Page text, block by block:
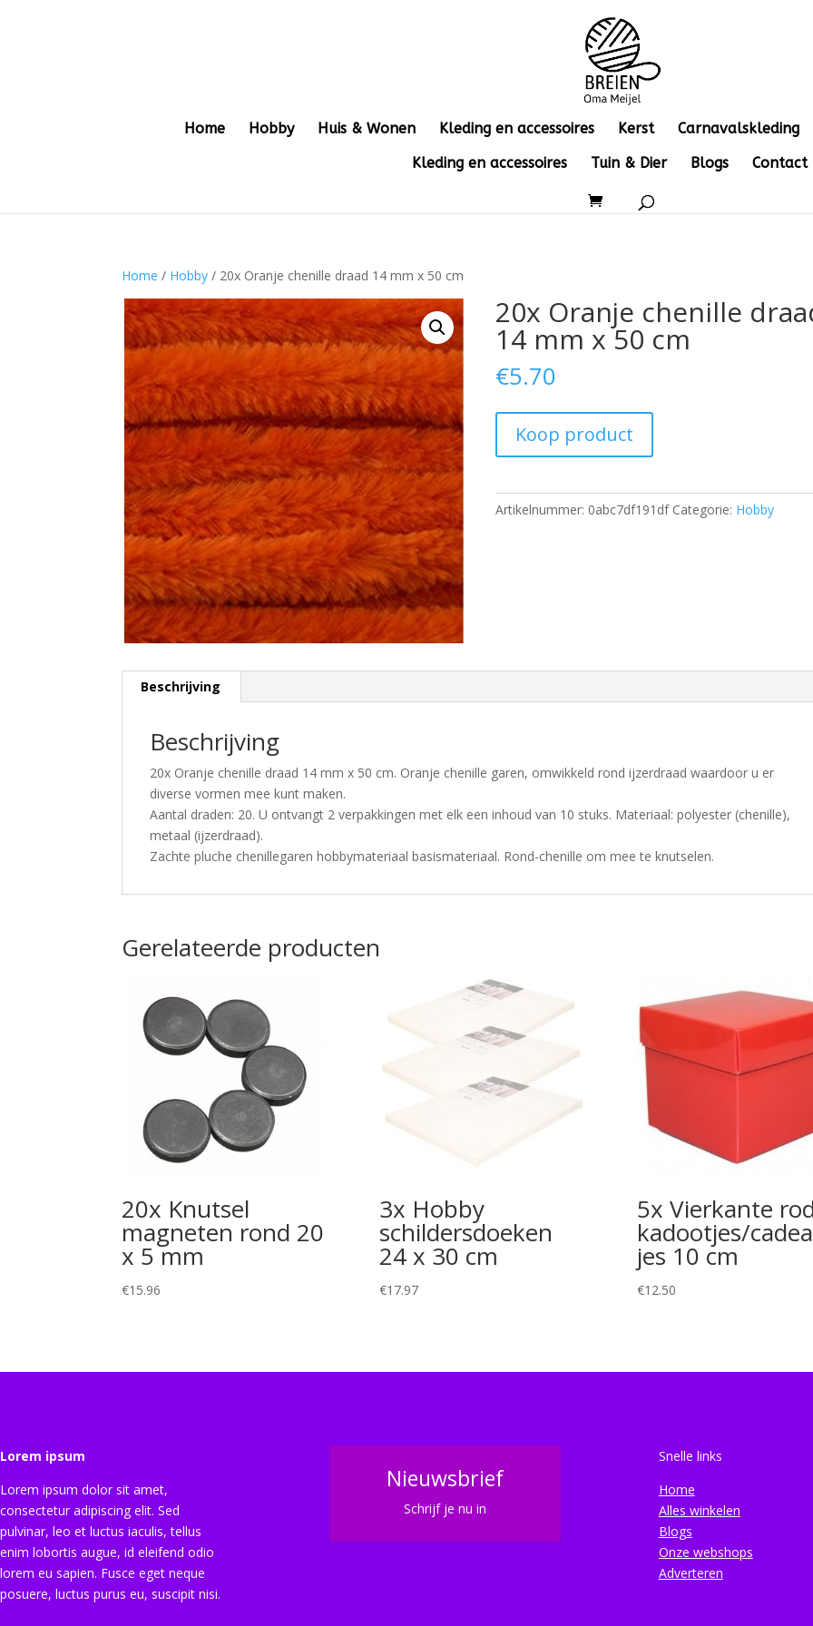
Home Hobby Huis & Wonen Kleding en accessoires Kerst
Carnavalskleding
Kleding en accessoires
Tuin & Dier Blogs Contact
Home / Hobby / 20x Oranje chenille draad 14 mm x 50 cm
20x Oranje chenille
14 mm x 50 cm
€5.70
Koop product
Artikelnummer: 0abc7df191df Categorie: Hobby
Beschrijving
Beschrijving
20x Oranje chenille draad 14 mm x 50 cm. Oranje chenille garen, omwikkeld rond ijzerdraad waardoor u er
diverse vormen mee kunt maken.
Aantal draden: 20. U ontvangt 2 verpakkingen met elk een inhoud van 10 stuks. Materiaal: polyester (chenille),
metaal (ijzerdraad).
Zachte pluche chenillegaren hobbymateriaal basismateriaal. Rond-chenille om mee te knutselen.
Gerelateerde producten
20x Knutsel
magneten rond 20
x 5 mm
€15.96
3x Hobby
schildersdoeken
24 x 30 cm
€17.97
5x Vierkante
kadootjes/
jes 10 cm
€12.50
Lorem ipsum
Lorem ipsum dolor sit amet,
consectetur adipiscing elit. Sed
pulvinar, leo et luctus iaculis, tellus
enim lobortis augue, id eleifend odio
lorem eu sapien. Fusce eget neque
posuere, luctus purus eu, suscipit nisi.
Nieuwsbrief
Schrijf je nu in
Snelle links
Home
Alles winkelen
Blogs
Onze webshops
Adverteren